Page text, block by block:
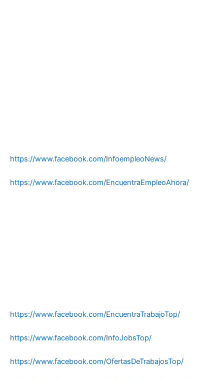
https://www.facebook.com/InfoempleoNews/
https://www.facebook.com/EncuentraEmpleoAhora/
https://www.facebook.com/EncuentraTrabajoTop/
https://www.facebook.com/InfoJobsTop/
https://www.facebook.com/OfertasDeTrabajosTop/